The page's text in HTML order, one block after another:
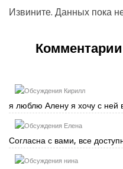
Извините. Данных пока
Комментарии
Кирилл
я люблю Алену я хочу с ней
Елена
Согласна с вами, все
нина